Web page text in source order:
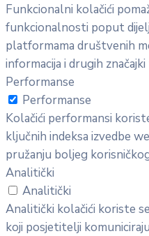
Funkcionalni kolačići
funkcionalnosti poput
platformama društvenih
informacija i drugih
Performanse
Performanse
Kolačići performansi
ključnih indeksa izvedbe
pružanju boljeg
Analitički
Analitički
Analitički kolačići koriste
koji posjetitelji